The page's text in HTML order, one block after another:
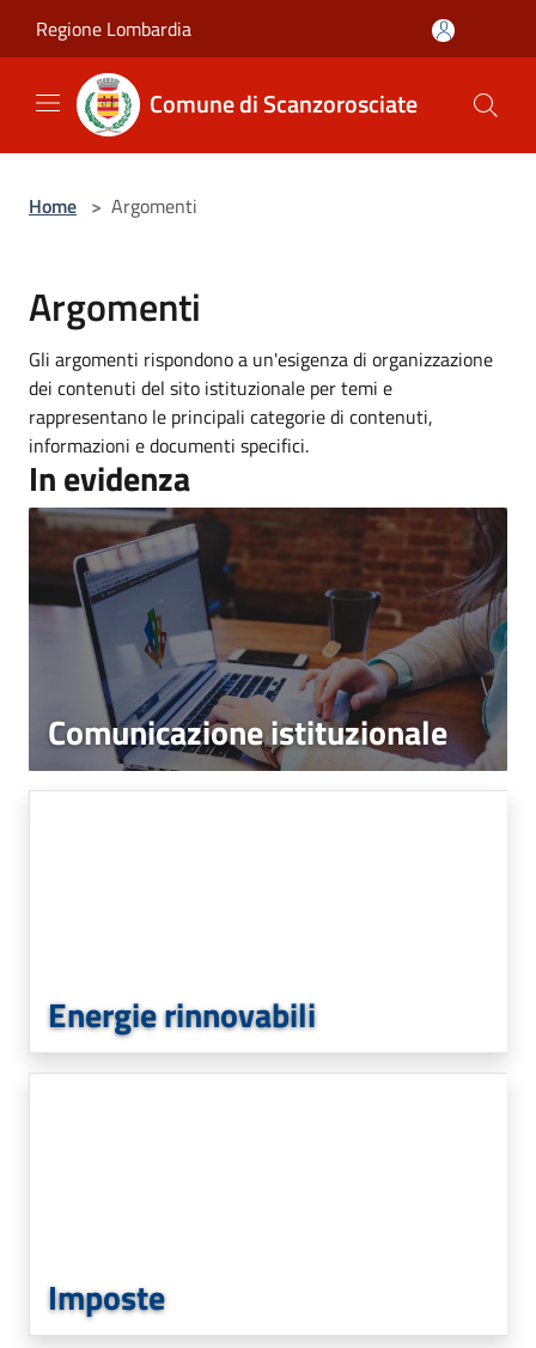
Regione Lombardia
Comune di Scanzorosciate
Home > Argomenti
Argomenti
Gli argomenti rispondono a un'esigenza di organizzazione
dei contenuti del sito istituzionale per temi e
rappresentano le principali categorie di contenuti,
informazioni e documenti specifici.
In evidenza
Comunicazione istituzionale
Energie rinnovabili
Imposte